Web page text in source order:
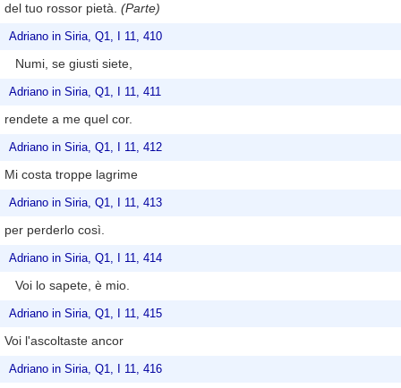
del tuo rossor pietà. (Parte)
Adriano in Siria, Q1, I 11, 410
Numi, se giusti siete,
Adriano in Siria, Q1, I 11, 411
rendete a me quel cor.
Adriano in Siria, Q1, I 11, 412
Mi costa troppe lagrime
Adriano in Siria, Q1, I 11, 413
per perderlo così.
Adriano in Siria, Q1, I 11, 414
Voi lo sapete, è mio.
Adriano in Siria, Q1, I 11, 415
Voi l'ascoltaste ancor
Adriano in Siria, Q1, I 11, 416